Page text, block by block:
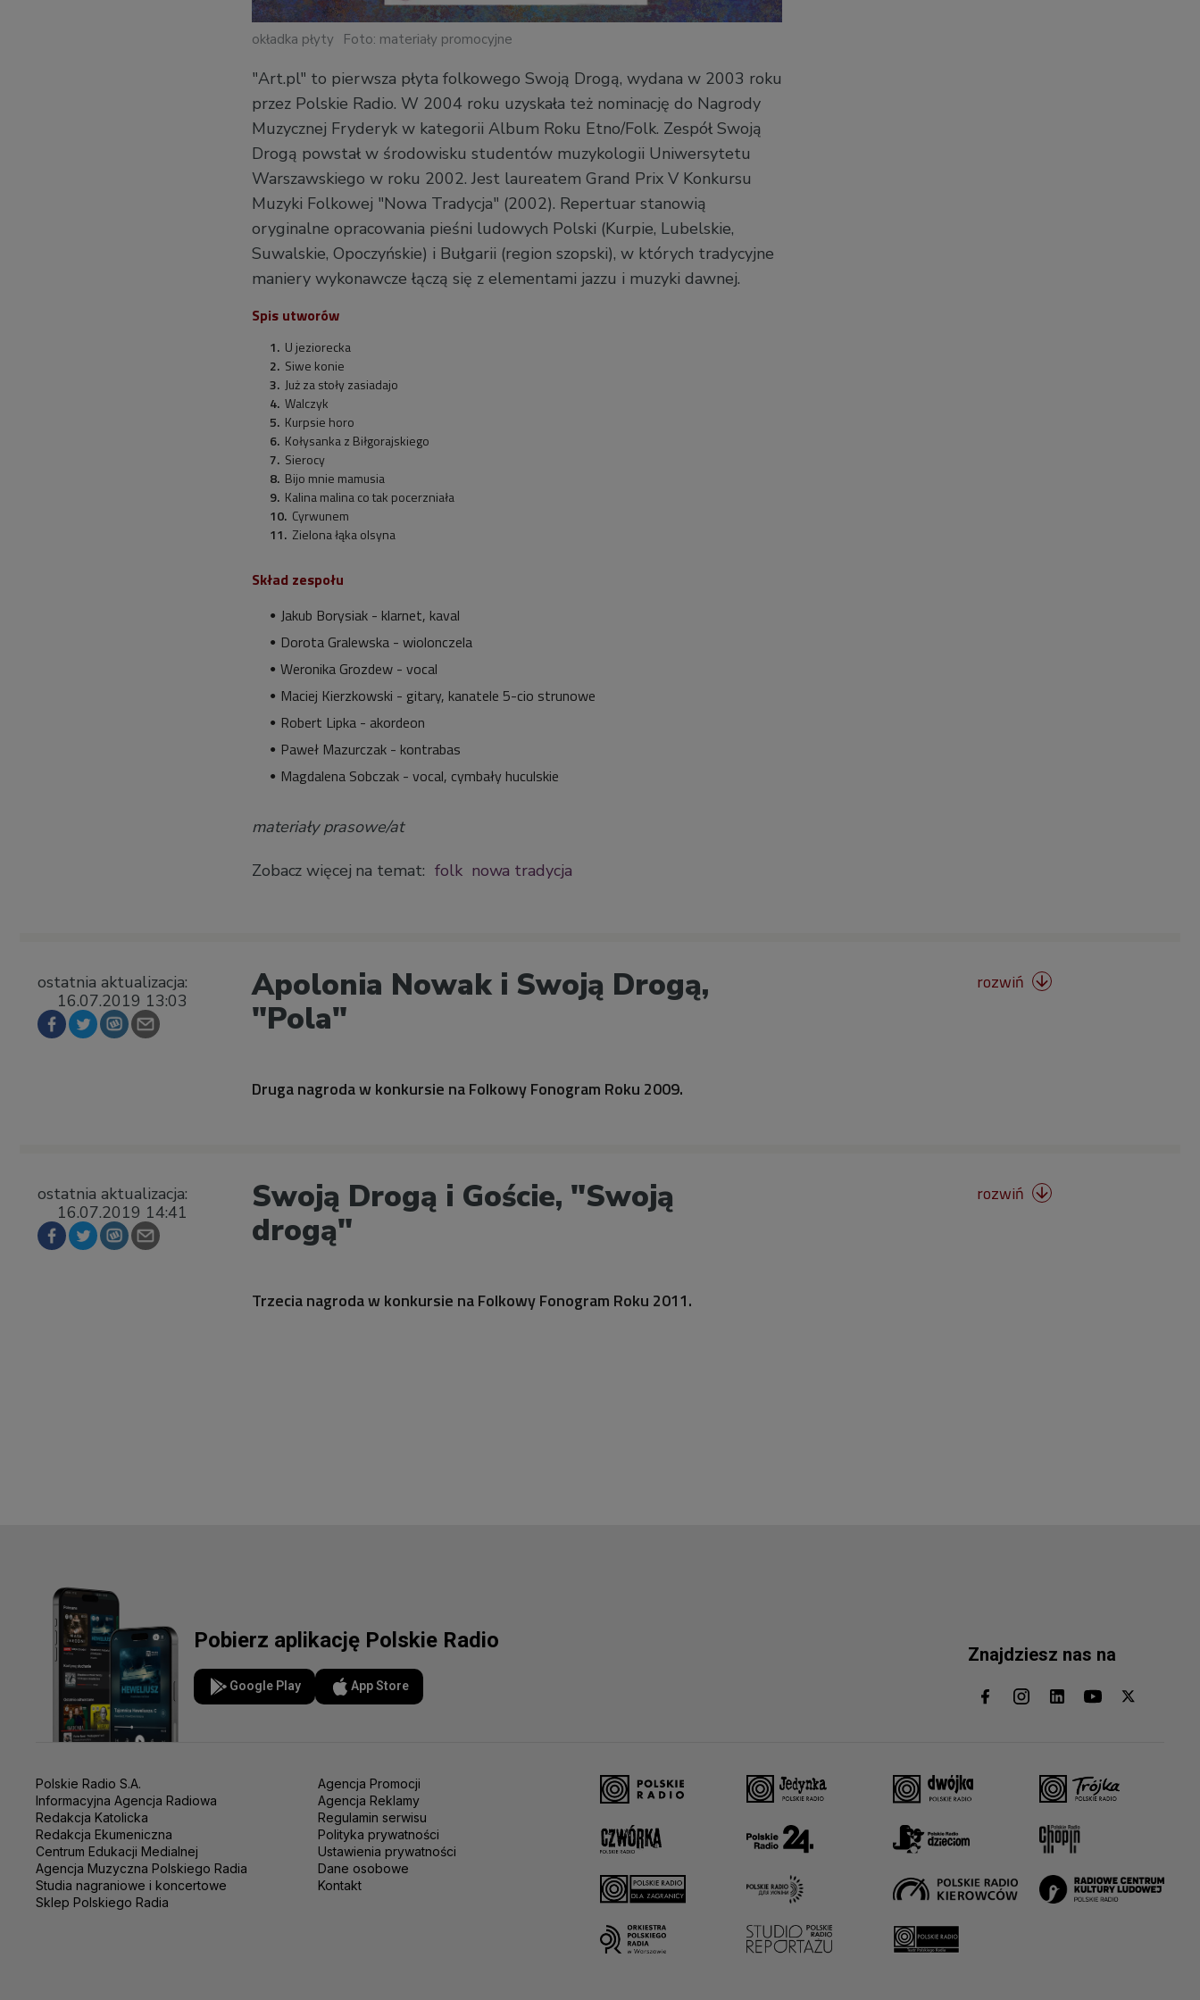
okładka płyty Foto: materiały promocyjne
"Art.pl" to pierwsza płyta folkowego Swoją Drogą, wydana w 2003 roku
przez Polskie Radio. W 2004 roku uzyskała też nominację do Nagrody
Muzycznej Fryderyk w kategorii Album Roku Etno/Folk. Zespół Swoją
Drogą powstał w środowisku studentów muzykologii Uniwersytetu
Warszawskiego w roku 2002. Jest laureatem Grand Prix V Konkursu
Muzyki Folkowej "Nowa Tradycja" (2002). Repertuar stanowią
oryginalne opracowania pieśni ludowych Polski (Kurpie, Lubelskie,
Suwalskie, Opoczyńskie) i Bułgarii (region szopski), w których tradycyjne
maniery wykonawcze łączą się z elementami jazzu i muzyki dawnej.
Spis utworów
U jeziorecka
Siwe konie
Już za stoły zasiadajo
Walczyk
Kurpsie horo
Kołysanka z Biłgorajskiego
Sierocy
Bijo mnie mamusia
Kalina malina co tak pocerzniała
Cyrwunem
Zielona łąka olsyna
Skład zespołu
Jakub Borysiak - klarnet, kaval
Dorota Gralewska - wiolonczela
Weronika Grozdew - vocal
Maciej Kierzkowski - gitary, kanatele 5-cio strunowe
Robert Lipka - akordeon
Paweł Mazurczak - kontrabas
Magdalena Sobczak - vocal, cymbały huculskie
materiały prasowe/at
Zobacz więcej na temat: folk nowa tradycja
Apolonia Nowak i Swoją Drogą,
"Pola"
ostatnia aktualizacja:
16.07.2019 13:03
Druga nagroda w konkursie na Folkowy Fonogram Roku 2009.
rozwiń 
Swoją Drogą i Goście, "Swoją
drogą"
ostatnia aktualizacja:
16.07.2019 14:41
Trzecia nagroda w konkursie na Folkowy Fonogram Roku 2011.
rozwiń 
Pobierz aplikację Polskie Radio
Google Play App Store
Znajdziesz nas na
Polskie Radio S.A.
Informacyjna Agencja Radiowa
Redakcja Katolicka
Redakcja Ekumeniczna
Centrum Edukacji Medialnej
Agencja Muzyczna Polskiego Radia
Studia nagraniowe i koncertowe
Sklep Polskiego Radia
Agencja Promocji
Agencja Reklamy
Regulamin serwisu
Polityka prywatności
Ustawienia prywatności
Dane osobowe
Kontakt